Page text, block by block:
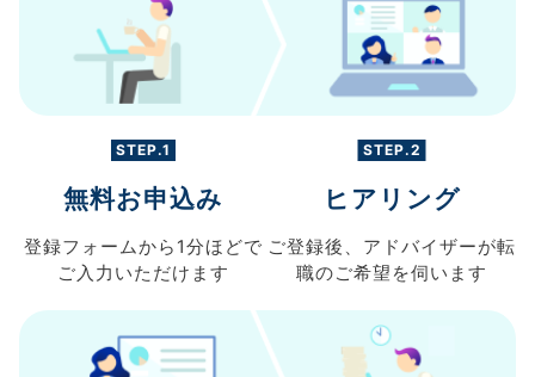
STEP.1
無料お申込み
登録フォームから 1分ほどで
ご入力 いただけます
STEP.2
ヒアリング
ご登録後、 アドバイザーが転
職のご希望を伺います